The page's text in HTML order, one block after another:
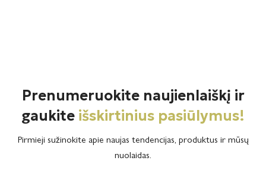
Pirkėjų atsiliepimai
Juodasis šokoladas su grybu “Lion’s mane”
Inesa B.
Prenumeruokite naujienlaiškį ir
gaukite išskirtinius pasiūlymus!
Pirmieji sužinokite apie naujas tendencijas, produktus ir mūsų
nuolaidas.